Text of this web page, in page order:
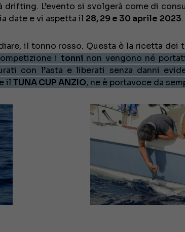
L’evento si svolgerà come di
date e vi aspetta il 28, 29 e 30 aprile 2023.
il tonno rosso. Questa è la ricetta
i tonni non vengono né
con l’asta e liberati senza danni
e il TUNA CUP ANZIO, ne è portavoce da